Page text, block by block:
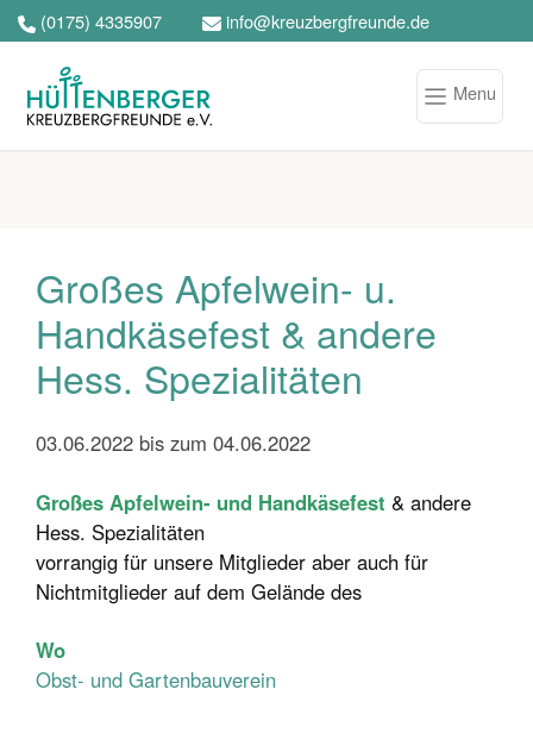
(0175) 4335907 info@kreuzbergfreunde.de
Menu
Großes Apfelwein- u.
Handkäsefest & andere
Hess. Spezialitäten
03.06.2022 bis zum 04.06.2022
Großes Apfelwein- und Handkäsefest & andere
Hess. Spezialitäten
vorrangig für unsere Mitglieder aber auch für
Nichtmitglieder auf dem Gelände des
Wo
Obst- und Gartenbauverein